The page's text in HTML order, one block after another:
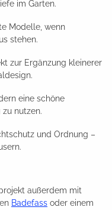
im Garten.
Modelle, wenn
stehen.
zur Ergänzung kleinerer
eine schöne
nutzen.
und Ordnung –
außerdem mit
Badefass oder einem